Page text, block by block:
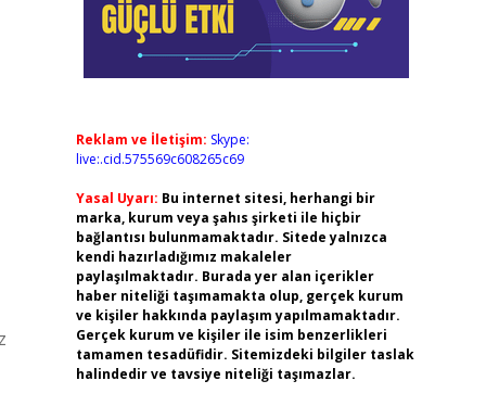
Reklam ve İletişim: Skype:
live:.cid.575569c608265c69
Yasal Uyarı: Bu internet sitesi, herhangi bir
marka, kurum veya şahıs şirketi ile hiçbir
bağlantısı bulunmamaktadır. Sitede yalnızca
kendi hazırladığımız makaleler
paylaşılmaktadır. Burada yer alan içerikler
haber niteliği taşımamakta olup, gerçek kurum
ve kişiler hakkında paylaşım yapılmamaktadır.
Gerçek kurum ve kişiler ile isim benzerlikleri
tamamen tesadüfidir. Sitemizdeki bilgiler taslak
halindedir ve tavsiye niteliği taşımazlar.